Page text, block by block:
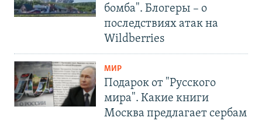
бомба". Блогеры – о
последствиях атак на
Wildberries
МИР
Подарок от "Русского
мира". Какие книги
Москва предлагает сербам